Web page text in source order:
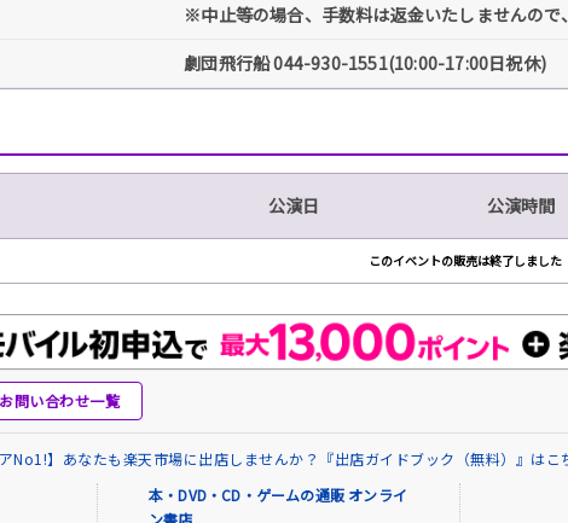
※中止等の場合、手数料は返金いたしませんので
劇団飛行船 044-930-1551(10:00-17:00日祝休)
公演日 公演時間
このイベントの販売は終了しました
お問い合わせ一覧
No1!】あなたも楽天市場に出店しませんか？『出店ガイドブック（無料）』はこ
本・DVD・CD・ゲームの通販 オンライ